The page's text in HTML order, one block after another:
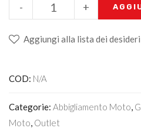
+
-
Aggiungi alla lista dei desideri
COD: N/A
Categorie: Abbigliamento Moto,
Moto, Outlet